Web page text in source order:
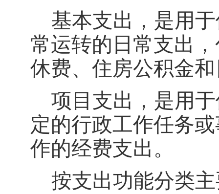
基本支出，是用
常运转的日常支出
休费、住房公积金
项目支出，是用
定的行政工作任务
作的经费支出。
按支出功能分类